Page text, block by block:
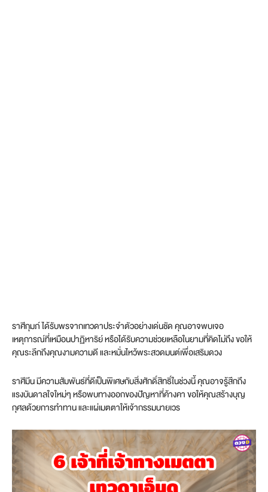
ราศีกุมภ์ ได้รับพรจากเทวดาประจำตัวอย่างเด่นชัด คุณอาจพบเจอ
เหตุการณ์ที่เหมือนปาฏิหาริย์ หรือได้รับความช่วยเหลือในยามที่คิดไม่ถึง ขอให้
คุณระลึกถึงคุณงามความดี และหมั่นไหว้พระสวดมนต์เพื่อเสริมดวง
ราศีมีน มีความสัมพันธ์ที่ดีเป็นพิเศษกับสิ่งศักดิ์สิทธิ์ในช่วงนี้ คุณอาจรู้สึกถึง
แรงบันดาลใจใหม่ๆ หรือพบทางออกของปัญหาที่ค้างคา ขอให้คุณสร้างบุญ
กุศลด้วยการทำทาน และแผ่เมตตาให้เจ้ากรรมนายเวร